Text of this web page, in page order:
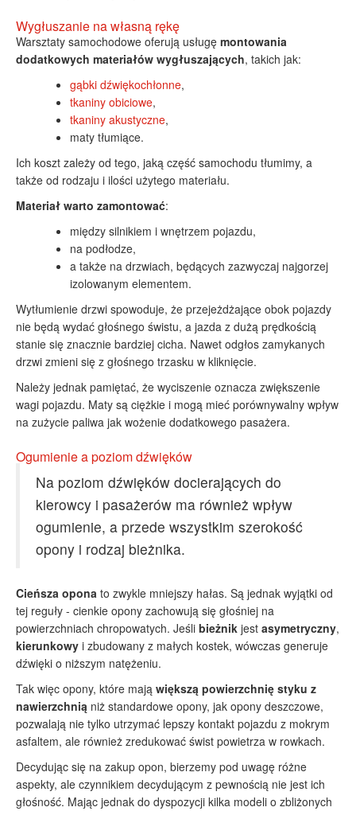
Wygłuszanie na własną rękę
Warsztaty samochodowe oferują usługę montowania
dodatkowych materiałów wygłuszających, takich jak:
gąbki dźwiękochłonne,
tkaniny obiciowe,
tkaniny akustyczne,
maty tłumiące.
Ich koszt zależy od tego, jaką część samochodu tłumimy, a
także od rodzaju i ilości użytego materiału.
Materiał warto zamontować:
między silnikiem i wnętrzem pojazdu,
na podłodze,
a także na drzwiach, będących zazwyczaj najgorzej
izolowanym elementem.
Wytłumienie drzwi spowoduje, że przejeżdżające obok pojazdy
nie będą wydać głośnego świstu, a jazda z dużą prędkością
stanie się znacznie bardziej cicha. Nawet odgłos zamykanych
drzwi zmieni się z głośnego trzasku w kliknięcie.
Należy jednak pamiętać, że wyciszenie oznacza zwiększenie
wagi pojazdu. Maty są ciężkie i mogą mieć porównywalny wpływ
na zużycie paliwa jak wożenie dodatkowego pasażera.
Ogumienie a poziom dźwięków
Na poziom dźwięków docierających do
kierowcy i pasażerów ma również wpływ
ogumienie, a przede wszystkim szerokość
opony i rodzaj bieżnika.
Cieńsza opona to zwykle mniejszy hałas. Są jednak wyjątki od
tej reguły - cienkie opony zachowują się głośniej na
powierzchniach chropowatych. Jeśli bieżnik jest asymetryczny,
kierunkowy i zbudowany z małych kostek, wówczas generuje
dźwięki o niższym natężeniu.
Tak więc opony, które mają większą powierzchnię styku z
nawierzchnią niż standardowe opony, jak opony deszczowe,
pozwalają nie tylko utrzymać lepszy kontakt pojazdu z mokrym
asfaltem, ale również zredukować świst powietrza w rowkach.
Decydując się na zakup opon, bierzemy pod uwagę różne
aspekty, ale czynnikiem decydującym z pewnością nie jest ich
głośność. Mając jednak do dyspozycji kilka modeli o zbliżonych